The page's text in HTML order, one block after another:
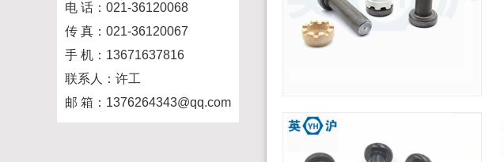
电 话：021-36120068
传 真：021-36120067
手 机：13671637816
联系人：许工
邮 箱：1376264343@qq.com